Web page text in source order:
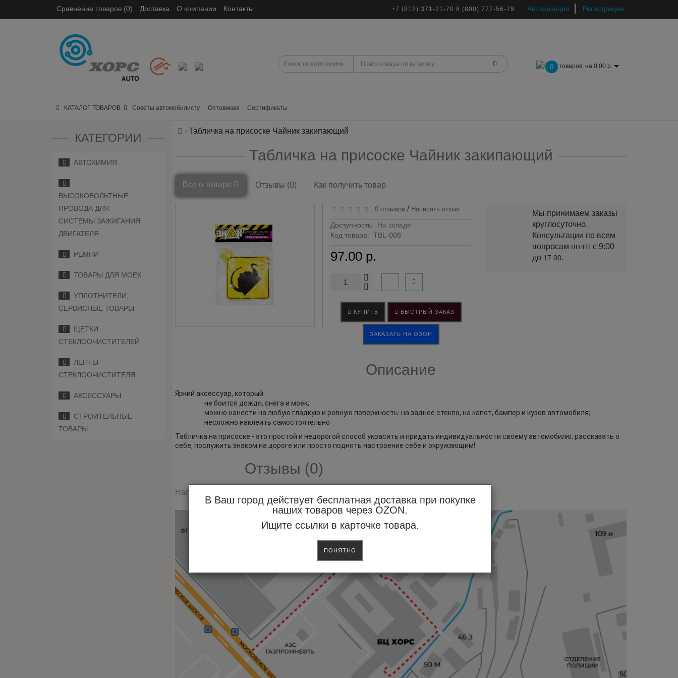
В Ваш город действует бесплатная доставка при покупке
наших товаров через OZON.
Ищите ссылки в карточке товара.
ПОНЯТНО
Сравнение товаров (0) Доставка О компании Контакты Авторизация Регистрация
+7 (812) 371-21-70 8 (800) 777-56-79
0 товаров, на 0.00 р.
КАТАЛОГ ТОВАРОВ Советы автомобилисту Оптовикам Сертификаты
КАТЕГОРИИ
АВТОХИМИЯ
ВЫСОКОВОЛЬТНЫЕ
ПРОВОДА ДЛЯ
СИСТЕМЫ ЗАЖИГАНИЯ
ДВИГАТЕЛЯ
РЕМНИ
ТОВАРЫ ДЛЯ МОЕК
УПЛОТНИТЕЛИ,
СЕРВИСНЫЕ ТОВАРЫ
ЩЕТКИ
СТЕКЛООЧИСТИТЕЛЕЙ
ЛЕНТЫ
СТЕКЛООЧИСТИТЕЛЯ
АКСЕССУАРЫ
СТРОИТЕЛЬНЫЕ
ТОВАРЫ
Табличка на присоске Чайник закипающий
Табличка на присоске Чайник закипающий
Все о товаре Отзывы (0) Как получить товар
0 отзывов / Написать отзыв
Доступность: На складе
Код товара: TBL-008
97.00 р.
КУПИТЬ БЫСТРЫЙ ЗАКАЗ
ЗАКАЗАТЬ НА ОЗОН
Мы принимаем заказы
круглосуточно.
Консультации по всем
вопросам пн-пт с 9:00
до 17:00.
Описание
Яркий аксессуар, который:
·
не боится дождя, снега и моек;
·
можно нанести на любую гладкую и ровную поверхность: на заднее стекло, на капот, бампер и кузов автомобиля;
·
несложно наклеить самостоятельно
Табличка на присоске - это простой и недорогой способ украсить и придать индивидуальности своему автомобилю, рассказать о
себе, послужить знаком на дороге или просто поднять настроение себе и окружающим!
Отзывы (0)
Написать отзыв